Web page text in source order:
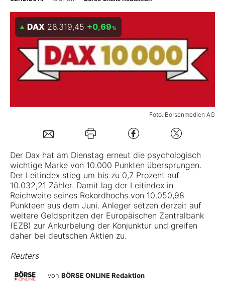
BO-Musterdepots
Experten
Mein B:O
Kontakt
Foto: Börsenmedien AG
DAX 26.319,45 +0,69 %
Der Dax hat am Dienstag erneut die psychologisch
wichtige Marke von 10.000 Punkten übersprungen.
Der Leitindex stieg um bis zu 0,7 Prozent auf
10.032,21 Zähler. Damit lag der Leitindex in
Reichweite seines Rekordhochs von 10.050,98
Punkteen aus dem Juni. Anleger setzen derzeit auf
weitere Geldspritzen der Europäischen Zentralbank
(EZB) zur Ankurbelung der Konjunktur und greifen
daher bei deutschen Aktien zu.
Reuters
von BÖRSE ONLINE Redaktion